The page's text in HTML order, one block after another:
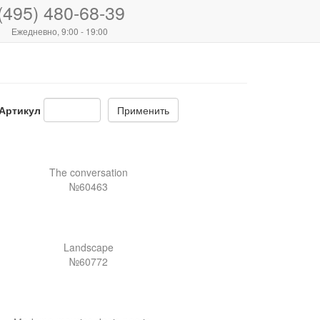
480-68-39
Ежедневно, 9:00 - 19:00
Применить
The conversation
№60463
Landscape
№60772